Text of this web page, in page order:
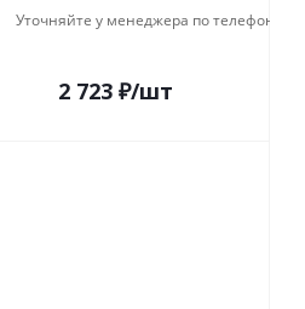
Уточняйте у менеджера по телефону
2 723 ₽/шт